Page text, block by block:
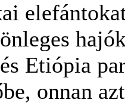
Etiópia
onnan